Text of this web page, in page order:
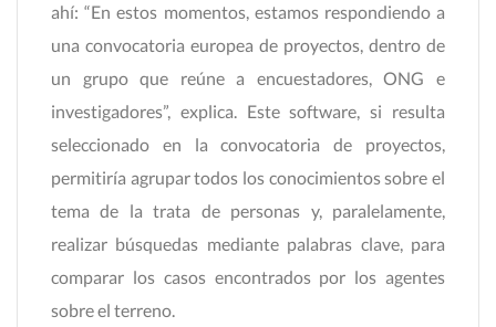
ahí: “En estos momentos, estamos respondiendo a
una convocatoria europea de proyectos, dentro de
un grupo que reúne a encuestadores, ONG e
investigadores”, explica. Este software, si resulta
seleccionado en la convocatoria de proyectos,
permitiría agrupar todos los conocimientos sobre el
tema de la trata de personas y, paralelamente,
realizar búsquedas mediante palabras clave, para
comparar los casos encontrados por los agentes
sobre el terreno.